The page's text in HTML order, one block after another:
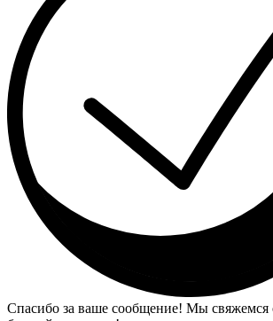
Спасибо за ваше сообщение! Мы свяжемся